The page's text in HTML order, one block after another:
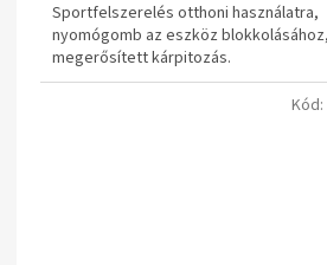
Sportfelszerelés otthoni használatra,
nyomógomb az eszköz blokkolásához,
megerősített kárpitozás.
Kód: